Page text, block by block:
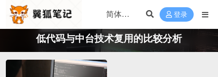
登录
低代码与中台技术复用的比较分析